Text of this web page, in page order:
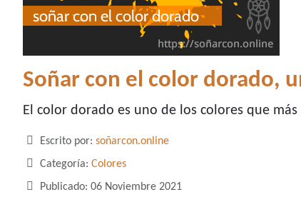
Soñar con el color dorado,
El color dorado es uno de los colores que
Detalles
Escrito por: soñarcon.online
Categoría: Colores
Publicado: 06 Noviembre 2021